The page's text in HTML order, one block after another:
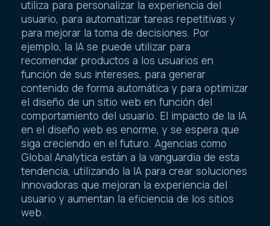
utiliza para personalizar la experiencia del
usuario, para automatizar tareas repetitivas y
para mejorar la toma de decisiones. Por
ejemplo, la IA se puede utilizar para
recomendar productos a los usuarios en
función de sus intereses, para generar
contenido de forma automática y para optimizar
el diseño de un sitio web en función del
comportamiento del usuario. El impacto de la IA
en el diseño web es enorme, y se espera que
siga creciendo en el futuro. Agencias como
Global Analytica están a la vanguardia de esta
tendencia, utilizando la IA para crear soluciones
innovadoras que mejoran la experiencia del
usuario y aumentan la eficiencia de los sitios
web.